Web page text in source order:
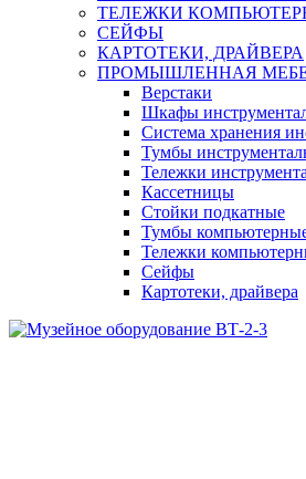
ТЕЛЕЖКИ
СЕЙФЫ
КАРТОТЕКИ, ДРАЙВЕРА
ПРОМЫШЛЕННАЯ
Верстаки
Шкафы
Система хранения
Тумбы
Тележки
Кассетницы
Стойки подкатные
Тумбы
Тележки
Сейфы
Картотеки, драйвера